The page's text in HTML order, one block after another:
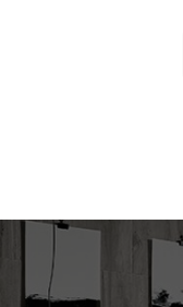
Grès laminato,